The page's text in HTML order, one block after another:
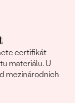
certifikát
materiálu. U
mezinárodních